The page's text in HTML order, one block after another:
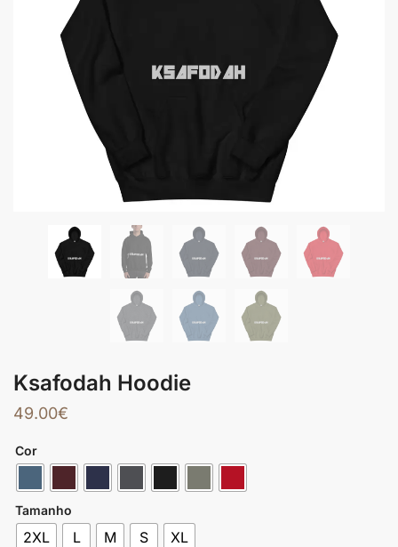
Ksafodah Hoodie
49.00€
Cor
Tamanho
2XL L M S XL